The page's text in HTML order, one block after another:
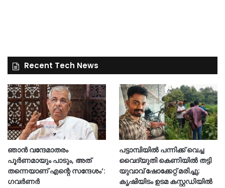
Recent Tech News
ഞാൻ വന്ദേമാതരം
പൂർണമായും പാടും, അത്
തന്നെയാണ് എന്റെ സന്ദേശം’:
ഗവർണർ
പട്ടാമ്പിയിൽ പന്നിക്ക് വെച്ച
വൈദ്യുതി കെണിയിൽ തട്ടി
യുവാവ് ഷോക്കേറ്റ് മരിച്ചു;
കൃഷിയിടം ഉടമ കസ്റ്റഡിയിൽ